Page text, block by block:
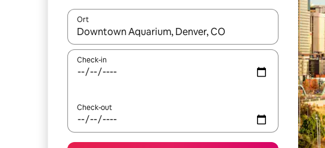
Ort
Wenn Ergebnisse verfügbar sind, navigiere mit den Pfeiltasten
Check-in
Check-out